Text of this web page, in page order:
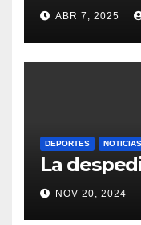
ABR 7, 2025
DEPORTES NOTICIAS
La
NOV 20, 2024